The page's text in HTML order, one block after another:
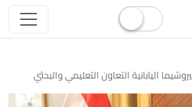
اليابانية التعاون التعليمي والبحثي